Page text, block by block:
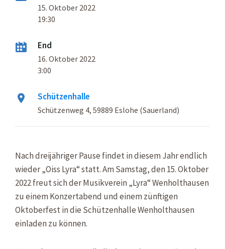
15. Oktober 2022
19:30
End
16. Oktober 2022
3:00
Schützenhalle
Schützenweg 4, 59889 Eslohe (Sauerland)
Nach dreijähriger Pause findet in diesem Jahr endlich
wieder „Oiss Lyra“ statt. Am Samstag, den 15. Oktober
2022 freut sich der Musikverein „Lyra“ Wenholthausen
zu einem Konzertabend und einem zünftigen
Oktoberfest in die Schützenhalle Wenholthausen
einladen zu können.